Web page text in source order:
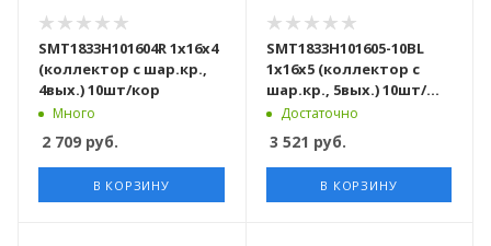
SMT1833Н101604R 1х16х4
(коллектор с шар.кр.,
4вых.) 10шт/кор
Много
2 709 руб.
В КОРЗИНУ
SMT1833Н101605-10BL
1х16х5 (коллектор с
шар.кр., 5вых.) 10шт/
корДостаточно
3 521 руб.
В КОРЗИНУ